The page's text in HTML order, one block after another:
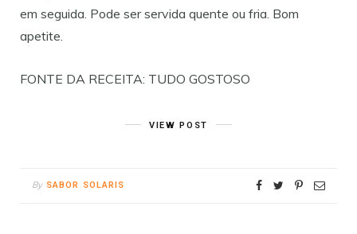
em seguida. Pode ser servida quente ou fria. Bom
apetite.
FONTE DA RECEITA: TUDO GOSTOSO
VIEW POST
By SABOR SOLARIS